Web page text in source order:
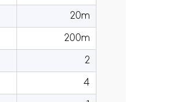
20m
200m
2
4